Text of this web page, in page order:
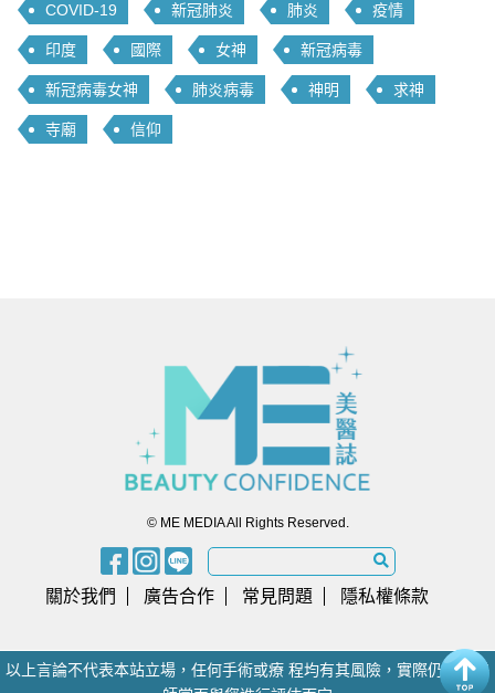
COVID-19 新冠肺炎 肺炎 疫情
印度 國際 女神 新冠病毒
新冠病毒女神 肺炎病毒 神明 求神
寺廟 信仰
© ME MEDIA All Rights Reserved.
關於我們 廣告合作 常見問題 隱私權條款
以上言論不代表本站立場，任何手術或療 程均有其風險，實際仍須由醫